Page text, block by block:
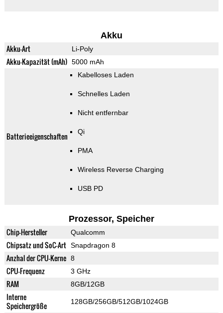
Akku
Akku-Art Li-Poly
Akku-Kapazität (mAh) 5000 mAh
Batterieeigenschaften
Kabelloses Laden
Schnelles Laden
Nicht entfernbar
Qi
PMA
Wireless Reverse Charging
USB PD
Prozessor, Speicher
Chip-Hersteller Qualcomm
Chipsatz und SoC-Art Snapdragon 8
Anzhal der CPU-Kerne 8
CPU-Frequenz 3 GHz
RAM 8GB/12GB
Interne
Speichergröße
128GB/256GB/512GB/1024GB